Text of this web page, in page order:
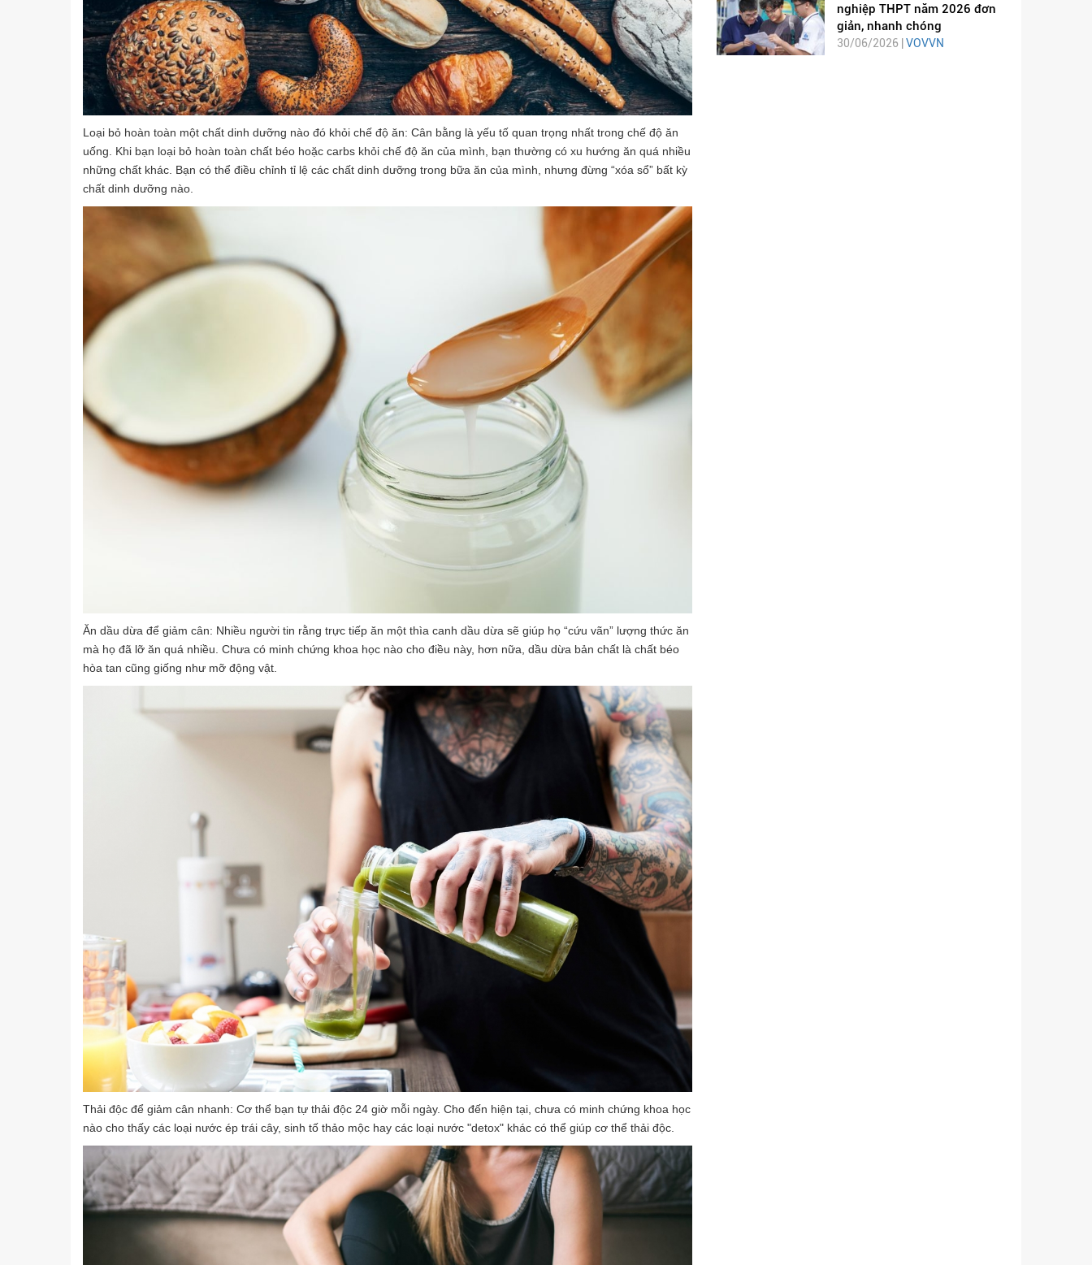
Loại bỏ hoàn toàn một chất dinh dưỡng nào đó khỏi chế độ ăn: Cân bằng là yếu tố quan trọng nhất trong chế độ ăn
uống. Khi bạn loại bỏ hoàn toàn chất béo hoặc carbs khỏi chế độ ăn của mình, bạn thường có xu hướng ăn quá nhiều
những chất khác. Bạn có thể điều chỉnh tỉ lệ các chất dinh dưỡng trong bữa ăn của mình, nhưng đừng “xóa sổ” bất kỳ
chất dinh dưỡng nào.
Ăn dầu dừa để giảm cân: Nhiều người tin rằng trực tiếp ăn một thìa canh dầu dừa sẽ giúp họ “cứu vãn” lượng thức ăn
mà họ đã lỡ ăn quá nhiều. Chưa có minh chứng khoa học nào cho điều này, hơn nữa, dầu dừa bản chất là chất béo
hòa tan cũng giống như mỡ động vật.
Thải độc để giảm cân nhanh: Cơ thể bạn tự thải độc 24 giờ mỗi ngày. Cho đến hiện tại, chưa có minh chứng khoa học
nào cho thấy các loại nước ép trái cây, sinh tố thảo mộc hay các loại nước "detox" khác có thể giúp cơ thể thải độc.
nghiệp THPT năm 2026 đơn
giản, nhanh chóng
30/06/2026 |VOVVN